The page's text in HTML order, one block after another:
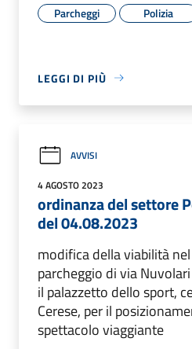
Parcheggi Polizia
LEGGI DI PIÙ
AVVISI
4 AGOSTO 2023
ordinanza del settore
del 04.08.2023
modifica della viabilità
parcheggio di via
il palazzetto dello sport,
Cerese, per il
spettacolo viaggiante